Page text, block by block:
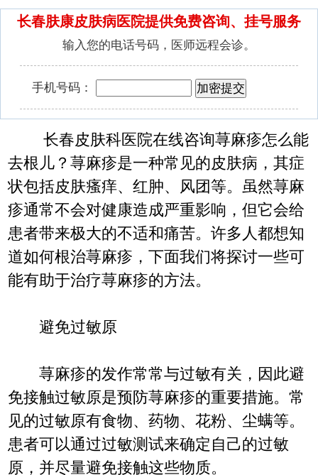
长春肤康皮肤病医院提供免费咨询、挂号服务
输入您的电话号码，医师远程会诊。
手机号码：
长春皮肤科医院在线咨询荨麻疹怎么能
去根儿？荨麻疹是一种常见的皮肤病，其症
状包括皮肤瘙痒、红肿、风团等。虽然荨麻
疹通常不会对健康造成严重影响，但它会给
患者带来极大的不适和痛苦。许多人都想知
道如何根治荨麻疹，下面我们将探讨一些可
能有助于治疗荨麻疹的方法。
避免过敏原
荨麻疹的发作常常与过敏有关，因此避
免接触过敏原是预防荨麻疹的重要措施。常
见的过敏原有食物、药物、花粉、尘螨等。
患者可以通过过敏测试来确定自己的过敏
原，并尽量避免接触这些物质。